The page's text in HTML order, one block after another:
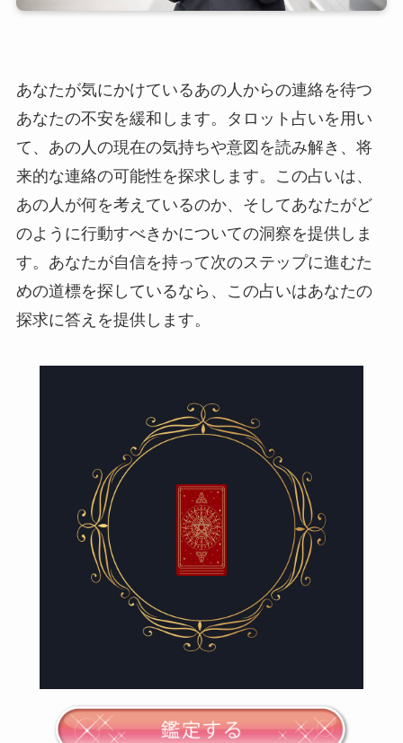
あなたが気にかけているあの人からの連絡を待つ
あなたの不安を緩和します。タロット占いを用い
て、あの人の現在の気持ちや意図を読み解き、将
来的な連絡の可能性を探求します。この占いは、
あの人が何を考えているのか、そしてあなたがど
のように行動すべきかについての洞察を提供しま
す。あなたが自信を持って次のステップに進むた
めの道標を探しているなら、この占いはあなたの
探求に答えを提供します。